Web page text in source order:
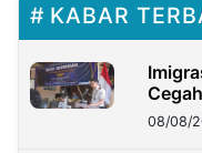
KABAR
08/08/